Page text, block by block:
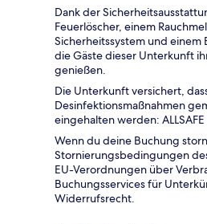
Dank der
Feuerlöscher, einem
Sicherheitssystem und
die Gäste dieser Unterkunft
genießen.
Die Unterkunft versichert,
Desinfektionsmaßnahmen
eingehalten werden:
Wenn du deine Buchung
Stornierungsbedingungen
EU-Verordnungen über
Buchungsservices für
Widerrufsrecht.